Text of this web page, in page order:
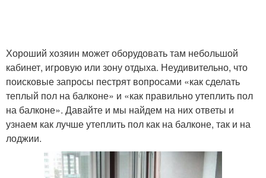
Хороший хозяин может оборудовать там небольшой
кабинет, игровую или зону отдыха. Неудивительно, что
поисковые запросы пестрят вопросами «как сделать
теплый пол на балконе» и «как правильно утеплить пол
на балконе». Давайте и мы найдем на них ответы и
узнаем как лучше утеплить пол как на балконе, так и на
лоджии.